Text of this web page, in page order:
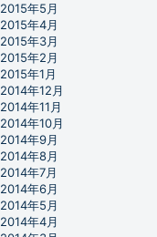
2015年5月
2015年4月
2015年3月
2015年2月
2015年1月
2014年12月
2014年11月
2014年10月
2014年9月
2014年8月
2014年7月
2014年6月
2014年5月
2014年4月